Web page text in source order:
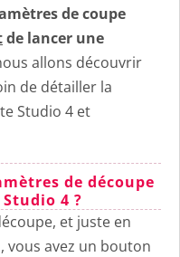
de coupe
de lancer une
allons découvrir
de détailler la
Studio 4 et
de découpe
4 ?
et juste en
vous avez un bouton